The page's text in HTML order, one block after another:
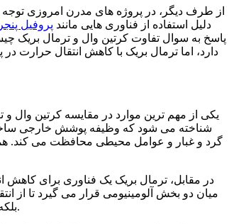
از طرف دیگر، در پروژه های مدرن امروزی
دلیل استفاده از فناوری هایی مانند پروفیل
پاسخ به سوال تفاوت کرتین وال و ترمال بریک
دارد، اما ترمال بریک با کاهش انتقال حرارت
یکی از مهم ترین موارد در مقایسه کرتین وال
شناخته می شود که وظیفه پوشش خارجی
گرد و غبار و عوامل محیطی محافظت می کند.
در مقابل، ترمال بریک یک فناوری برای کاهش
میان دو بخش آلومینیومی قرار می گیرد تا از
بلکه روشی برای بهبود عملکرد حرارتی پنجره ها، درها و برخی سیستم های نما محسوب می شود.